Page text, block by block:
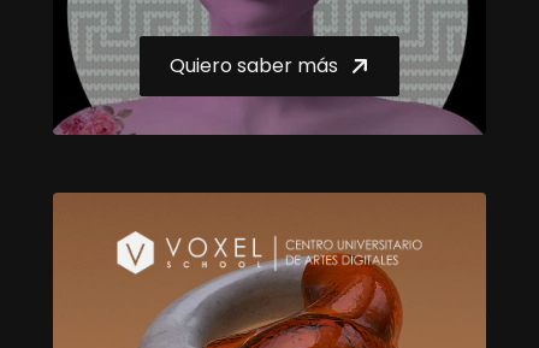
Quiero saber más